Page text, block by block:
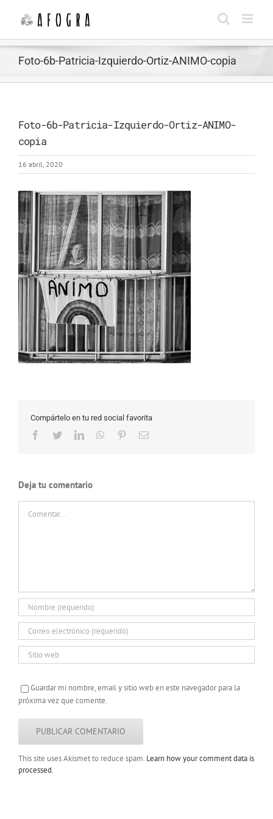
contenido
Foto-6b-Patricia-Izquierdo-Ortiz-ANIMO-copia
Foto-6b-Patricia-Izquierdo-Ortiz-ANIMO-
copia
16 abril, 2020
Compártelo en tu red social favorita
Facebook
TwitterLinkedInWhatsApp
PinterestCorreo
Deja tu comentario
Guardar mi nombre, email y sitio web en este navegador para la
próxima vez que comente.
This site uses Akismet to reduce spam. Learn how your comment data is
processed.